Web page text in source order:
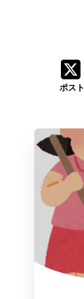
ポスト